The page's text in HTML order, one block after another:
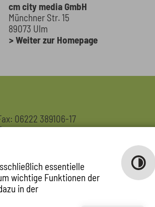
cm city media GmbH
Münchner Str. 15
89073 Ulm
Weiter zur Homepage
06222 389106-17
essentielle
wichtige Funktionen der
in der